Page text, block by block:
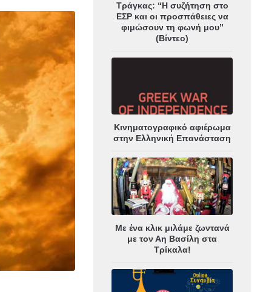
Τράγκας: “Η συζήτηση στο
ΕΣΡ και οι προσπάθειες να
φιμώσουν τη φωνή μου”
(Βίντεο)
Κινηματογραφικό αφιέρωμα
στην Ελληνική Επανάσταση
Με ένα κλικ μιλάμε ζωντανά
με τον Αη Βασίλη στα
Τρίκαλα!